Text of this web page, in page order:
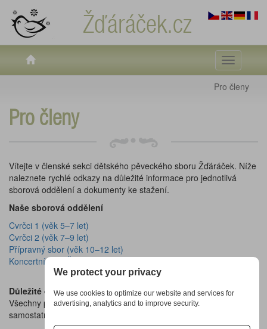
Žďáráček.cz
Toggle
Pro členy
Pro členy
Vítejte v členské sekci dětského pěveckého sboru Žďáráček. Níže
naleznete rychlé odkazy na důležité informace pro jednotlivá
sborová oddělení a dokumenty ke stažení.
Naše sborová oddělení
Cvrčci 1 (věk 5–7 let)
Cvrčci 2 (věk 7–9 let)
Přípravný sbor (věk 10–12 let)
Koncertní sbor Žďáráček (od 12 let)
Důležité dokumenty
Všechny potřebné formuláře, přihlášky a stanovy naleznete v
samostatné sekci
We protect your privacy
We use cookies to optimize our website and services for
advertising, analytics and to improve security.